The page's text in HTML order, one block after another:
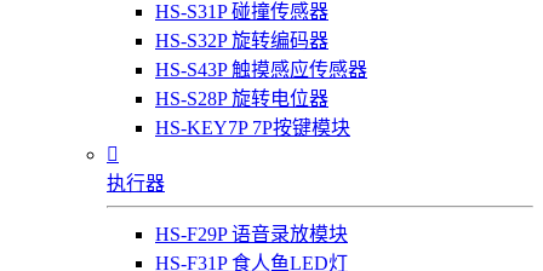
HS-S31P 碰撞传感器
HS-S32P 旋转编码器
HS-S43P 触摸感应传感器
HS-S28P 旋转电位器
HS-KEY7P 7P按键模块

执行器
HS-F29P 语音录放模块
HS-F31P 食人鱼LED灯